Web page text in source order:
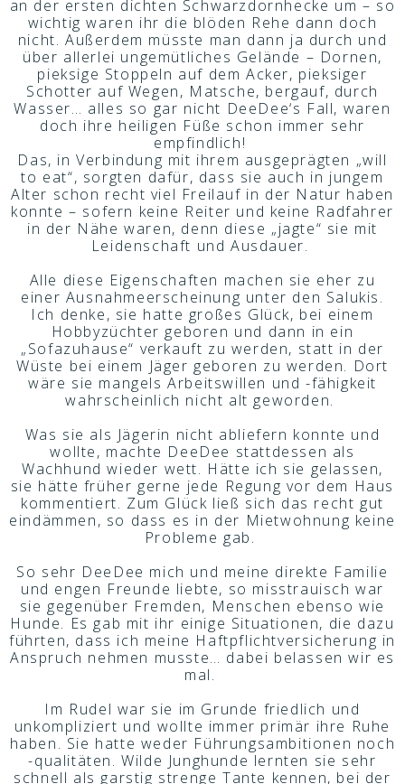
an der ersten dichten Schwarzdornhecke um – so
wichtig waren ihr die blöden Rehe dann doch
nicht. Außerdem müsste man dann ja durch und
über allerlei ungemütliches Gelände – Dornen,
pieksige Stoppeln auf dem Acker, pieksiger
Schotter auf Wegen, Matsche, bergauf, durch
Wasser… alles so gar nicht DeeDee‘s Fall, waren
doch ihre heiligen Füße schon immer sehr
empfindlich!
Das, in Verbindung mit ihrem ausgeprägten „will
to eat“, sorgten dafür, dass sie auch in jungem
Alter schon recht viel Freilauf in der Natur haben
konnte – sofern keine Reiter und keine Radfahrer
in der Nähe waren, denn diese „jagte“ sie mit
Leidenschaft und Ausdauer.
Alle diese Eigenschaften machen sie eher zu
einer Ausnahmeerscheinung unter den Salukis.
Ich denke, sie hatte großes Glück, bei einem
Hobbyzüchter geboren und dann in ein
„Sofazuhause“ verkauft zu werden, statt in der
Wüste bei einem Jäger geboren zu werden. Dort
wäre sie mangels Arbeitswillen und -fähigkeit
wahrscheinlich nicht alt geworden.
Was sie als Jägerin nicht abliefern konnte und
wollte, machte DeeDee stattdessen als
Wachhund wieder wett. Hätte ich sie gelassen,
sie hätte früher gerne jede Regung vor dem Haus
kommentiert. Zum Glück ließ sich das recht gut
eindämmen, so dass es in der Mietwohnung keine
Probleme gab.
So sehr DeeDee mich und meine direkte Familie
und engen Freunde liebte, so misstrauisch war
sie gegenüber Fremden, Menschen ebenso wie
Hunde. Es gab mit ihr einige Situationen, die dazu
führten, dass ich meine Haftpflichtversicherung in
Anspruch nehmen musste… dabei belassen wir es
mal.
Im Rudel war sie im Grunde friedlich und
unkompliziert und wollte immer primär ihre Ruhe
haben. Sie hatte weder Führungsambitionen noch
-qualitäten. Wilde Junghunde lernten sie sehr
schnell als garstig strenge Tante kennen, bei der